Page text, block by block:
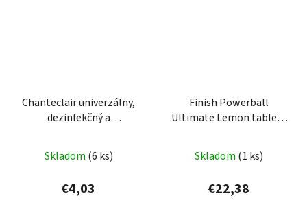
Chanteclair univerzálny,
dezinfekčný a
Lavanda 600ml
Skladom (6 ks)
€4,03
Finish Powerball
Ultimate Lemon tablety
Skladom (1 ks)
€22,38